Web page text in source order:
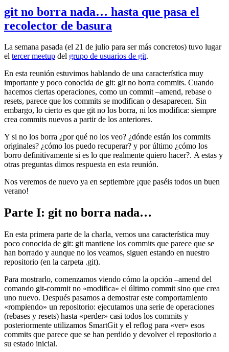
git no borra nada… hasta que pasa el
recolector de basura
La semana pasada (el 21 de julio para ser más concretos) tuvo lugar
el tercer meetup del grupo de usuarios de git.
En esta reunión estuvimos hablando de una característica muy
importante y poco conocida de git: git no borra commits. Cuando
hacemos ciertas operaciones, como un commit –amend, rebase o
resets, parece que los commits se modifican o desaparecen. Sin
embargo, lo cierto es que git no los borra, ni los modifica: siempre
crea commits nuevos a partir de los anteriores.
Y si no los borra ¿por qué no los veo? ¿dónde están los commits
originales? ¿cómo los puedo recuperar? y por último ¿cómo los
borro definitivamente si es lo que realmente quiero hacer?. A estas y
otras preguntas dimos respuesta en esta reunión.
Nos veremos de nuevo ya en septiembre ¡que paséis todos un buen
verano!
Parte I: git no borra nada…
En esta primera parte de la charla, vemos una característica muy
poco conocida de git: git mantiene los commits que parece que se
han borrado y aunque no los veamos, siguen estando en nuestro
repositorio (en la carpeta .git).
Para mostrarlo, comenzamos viendo cómo la opción –amend del
comando git-commit no «modifica» el último commit sino que crea
uno nuevo. Después pasamos a demostrar este comportamiento
«rompiendo» un repositorio: ejecutamos una serie de operaciones
(rebases y resets) hasta «perder» casi todos los commits y
posteriormente utilizamos SmartGit y el reflog para «ver» esos
commits que parece que se han perdido y devolver el repositorio a
su estado inicial.